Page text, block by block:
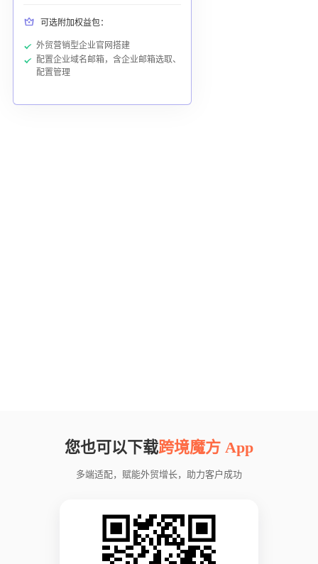
可选附加权益包：
外贸营销型企业官网搭建
配置企业域名邮箱，含企业邮箱选取、
配置管理
您也可以下载跨境魔方 App
多端适配，赋能外贸增长，助力客户成功